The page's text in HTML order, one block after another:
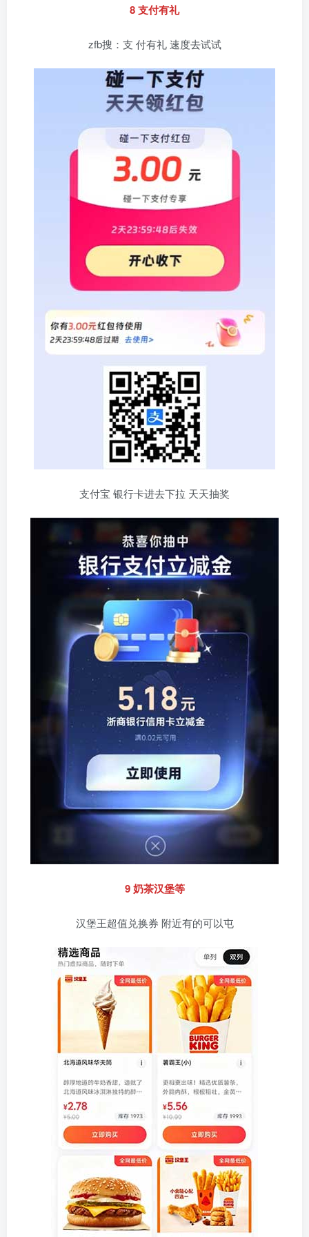
8 支付有礼
zfb搜：支 付有礼 速度去试试
支付宝 银行卡进去下拉 天天抽奖
9 奶茶汉堡等
汉堡王超值兑换券 附近有的可以屯